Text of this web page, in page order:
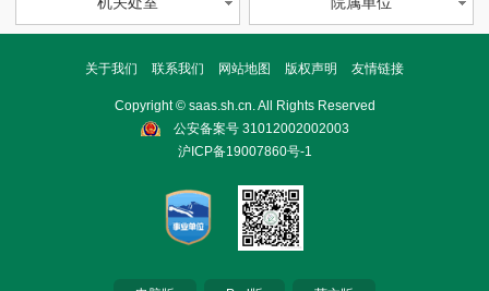
关于我们 联系我们 网站地图 版权声明 友情链接
Copyright © saas.sh.cn. All Rights Reserved
公安备案号 31012002002003
沪ICP备19007860号-1